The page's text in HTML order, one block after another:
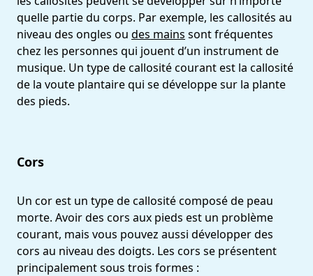
quelle partie du corps. Par exemple, les callosités au
niveau des ongles ou des mains sont fréquentes
chez les personnes qui jouent d’un instrument de
musique. Un type de callosité courant est la callosité
de la voute plantaire qui se développe sur la plante
des pieds.
Cors
Un cor est un type de callosité composé de peau
morte. Avoir des cors aux pieds est un problème
courant, mais vous pouvez aussi développer des
cors au niveau des doigts. Les cors se présentent
principalement sous trois formes :